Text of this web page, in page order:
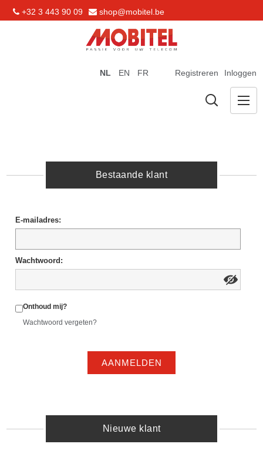
+32 3 443 90 09 shop@mobitel.be
Registreren Inloggen
NL EN FR
Bestaande klant
E-mailadres:
Wachtwoord:
Onthoud mij?
Wachtwoord vergeten?
AANMELDEN
Nieuwe klant